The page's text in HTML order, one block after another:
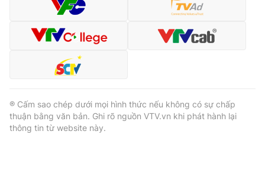
® Cấm sao chép dưới mọi hình thức nếu không có sự chấp
thuận bằng văn bản. Ghi rõ nguồn VTV.vn khi phát hành lại
thông tin từ website này.